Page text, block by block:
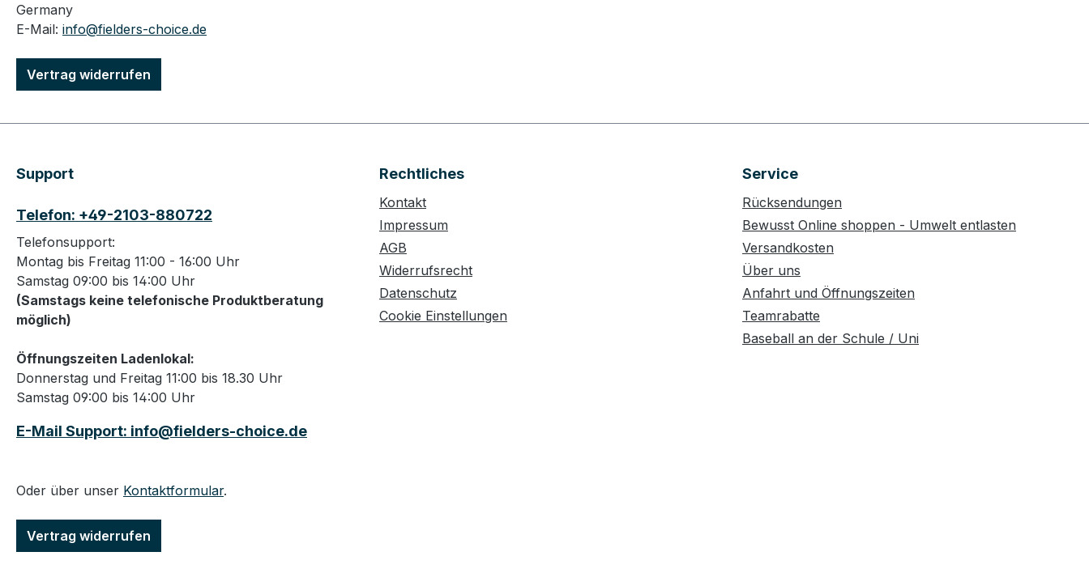
Germany
E-Mail: info@fielders-choice.de
Vertrag widerrufen
Support
Telefon: +49-2103-880722
Telefonsupport:
Montag bis Freitag 11:00 - 16:00 Uhr
Samstag 09:00 bis 14:00 Uhr
(Samstags keine telefonische Produktberatung
möglich)
Öffnungszeiten Ladenlokal:
Donnerstag und Freitag 11:00 bis 18.30 Uhr
Samstag 09:00 bis 14:00 Uhr
E-Mail Support: info@fielders-choice.de
Oder über unser Kontaktformular.
Vertrag widerrufen
Rechtliches
Kontakt
Impressum
AGB
Widerrufsrecht
Datenschutz
Cookie Einstellungen
Service
Rücksendungen
Bewusst Online shoppen - Umwelt entlasten
Versandkosten
Über uns
Anfahrt und Öffnungszeiten
Teamrabatte
Baseball an der Schule / Uni